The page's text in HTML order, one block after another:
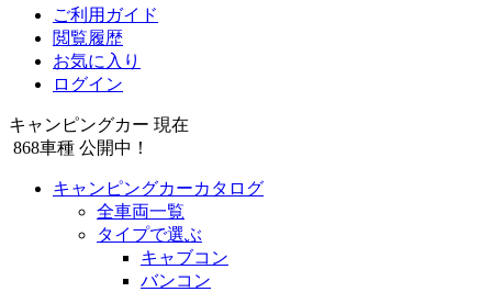
ご利用ガイド
閲覧履歴
お気に入り
ログイン
キャンピングカー 現在
868車種 公開中！
キャンピングカーカタログ
全車両一覧
タイプで選ぶ
キャブコン
バンコン